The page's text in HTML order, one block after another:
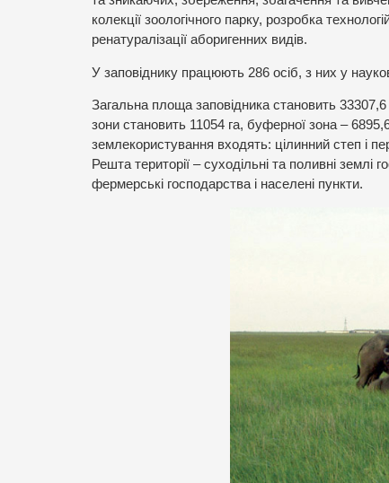
колекції зоологічного парку, розробка
ренатуралізації аборигенних видів.
У заповіднику працюють 286 осіб, з них у
Загальна площа заповідника становить
зони становить 11054 га, буферної зона –
землекористування входять: цілинний степ і
Решта території – суходільні та поливні землі
фермерські господарства і населені пункти.